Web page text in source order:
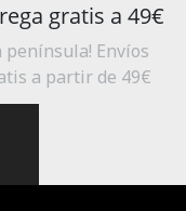
gratis a 49€
península! Envíos
a partir de 49€